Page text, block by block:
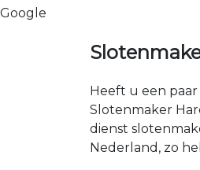
Google
Heeft u een
Slotenmaker
dienst
Nederland, zo